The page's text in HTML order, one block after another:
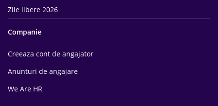
Zile libere 2026
Companie
Creeaza cont de angajator
Anunturi de angajare
We Are HR